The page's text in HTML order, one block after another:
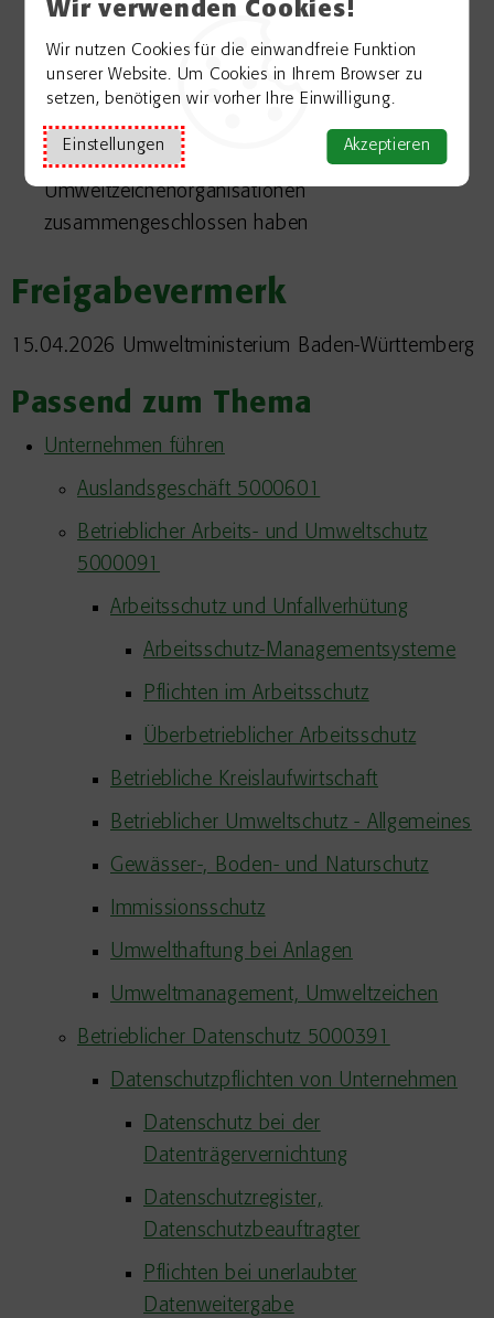
Wir verwenden Cookies!
Wir nutzen Cookies für die einwandfreie Funktion
unserer Website. Um Cookies in Ihrem Browser zu
setzen, benötigen wir vorher Ihre Einwilligung.
Einstellungen Akzeptieren
Österreichisches Umweltzeichen
Nordischer Schwan für Dänemark, Finnland
NorwegenundSchweden
Umweltzeichennetzwerk
Global Ecolabelling
Network(GEN), zu dem sich 28
Umweltzeichenorganisationen
zusammengeschlossen haben
Freigabevermerk
15.04.2026 Umweltministerium Baden-Württemberg
Passend zum Thema
Unternehmen führen
Auslandsgeschäft 5000601
Betrieblicher Arbeits- und Umweltschutz
5000091
Arbeitsschutz und Unfallverhütung
Arbeitsschutz-Managementsysteme
Pflichten im Arbeitsschutz
Überbetrieblicher Arbeitsschutz
Betriebliche Kreislaufwirtschaft
Betrieblicher Umweltschutz - Allgemeines
Gewässer-, Boden- und Naturschutz
Immissionsschutz
Umwelthaftung bei Anlagen
Umweltmanagement, Umweltzeichen
Betrieblicher Datenschutz 5000391
Datenschutzpflichten von Unternehmen
Datenschutz bei der
Datenträgervernichtung
Datenschutzregister,
Datenschutzbeauftragter
Pflichten bei unerlaubter
Datenweitergabe